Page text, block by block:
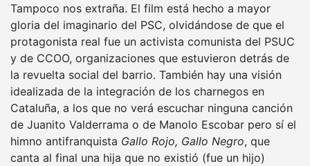
Tampoco nos extraña. El film está hecho a mayor
gloria del imaginario del PSC, olvidándose de que el
protagonista real fue un activista comunista del PSUC
y de CCOO, organizaciones que estuvieron detrás de
la revuelta social del barrio. También hay una visión
idealizada de la integración de los charnegos en
Cataluña, a los que no verá escuchar ninguna canción
de Juanito Valderrama o de Manolo Escobar pero sí el
himno antifranquista Gallo Rojo, Gallo Negro, que
canta al final una hija que no existió (fue un hijo)